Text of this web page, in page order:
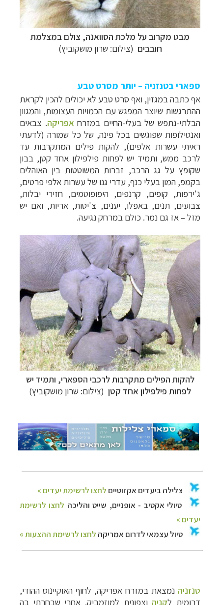
מבט מקרוב על מלכת הסוואנה, צולם במצלמת
חובבים (צילום: שרון מושקוביץ)
ספארי בטנזניה – יותר מסרט טבע
אף כתבה במגזין, ואף סרט טבע לא יכולים להכין לקראת
ההתרגשות שיוצר המפגש עם הכמויות העצומות, והמגוון
הבלתי-נתפש של בעלי-החיים במזרח אפריקה. צבאים
ואנטילופות שפוגשים בכל פינה, של כל שמורה (לדעתי
ראיתי עשרות אלפים), להקות פילים המתקרבות עד
לרכב ממש, ותמיד יש לפחות פילפילון אחד קטן, בבון
שקופץ על גג הרכב, זברות המשוטטות בין האוהלים
בקמפ, המון בעלי כנף, עדרי גנו של עשרות אלפי פרטים,
ג'ירפות, קופים, קרנפים, היפופוטמים, חזירי יבלות,
צבועים, תנים, באפלו, יענים, צ'יטות, אריות, ואם יש
מזל – אז גם נמר. כולם במרחק נגיעה.
להקות הפילים מתקרבות לרכבי הספארי, ותמיד יש
לפחות פילפילון אחד קטן (צילום: שרון מושקוביץ)
צלילה ביעדים אקזוטיים
לחצו לרשימת יעדים »
טיולי אקטיב - אופניים, שייט והליכה לחצו לרשימת
יעדים »
טיול עצמאי לדרום אמריקהלחצו לרשימת ההצעות »
טנזניה נמצאת במזרח אפריקה, לחוף האוקיינוס ההודי,
דרומית לקניה וצפונית למוזמביק. אחרי שבחרתי בה